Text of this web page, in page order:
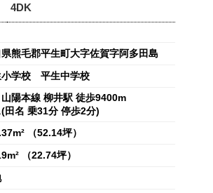
4DK
県熊毛郡平生町大字佐賀字阿多田島
小学校 平生中学校
山陽本線 柳井駅 徒歩9400m
田名 乗31分 停歩2分)
（52.14坪）
（22.74坪）